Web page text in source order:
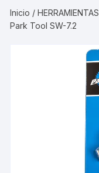
Inicio /HERRAMIENTAS
Park Tool SW-7.2